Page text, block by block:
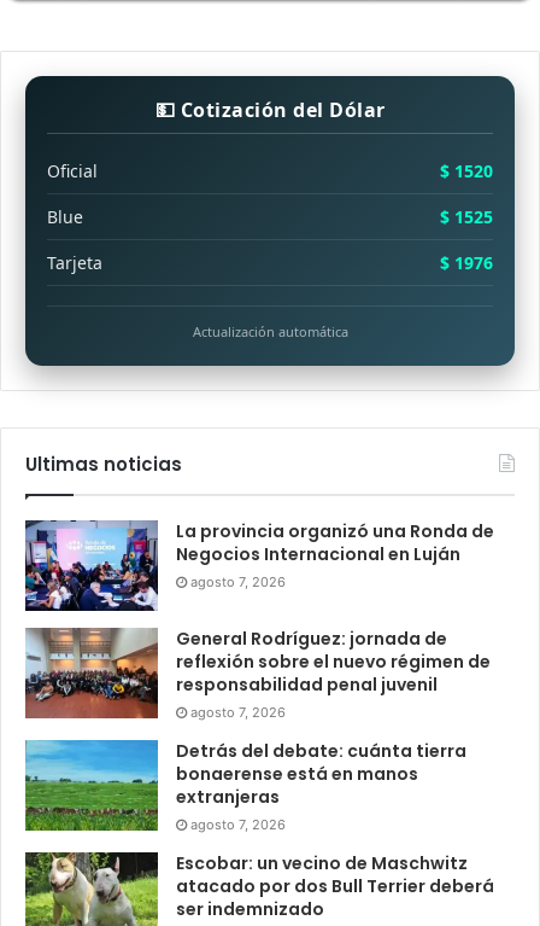
💵 Cotización del Dólar
Oficial
$ 1520
Blue
$ 1525
Tarjeta
$ 1976
Actualización automática
Ultimas noticias
La provincia organizó una Ronda de
Negocios Internacional en Luján
agosto 7, 2026
General Rodríguez: jornada de
reflexión sobre el nuevo régimen de
responsabilidad penal juvenil
agosto 7, 2026
Detrás del debate: cuánta tierra
bonaerense está en manos
extranjeras
agosto 7, 2026
Escobar: un vecino de Maschwitz
atacado por dos Bull Terrier deberá
ser indemnizado